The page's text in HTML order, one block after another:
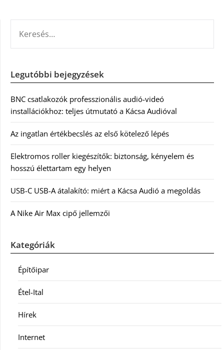
Legutóbbi bejegyzések
BNC csatlakozók professzionális audió-videó
installációkhoz: teljes útmutató a Kácsa Audióval
Az ingatlan értékbecslés az első kötelező lépés
Elektromos roller kiegészítők: biztonság, kényelem és
hosszú élettartam egy helyen
USB-C USB-A átalakító: miért a Kácsa Audió a megoldás
A Nike Air Max cipő jellemzői
Kategóriák
Építőipar
Étel-Ital
Hírek
Internet